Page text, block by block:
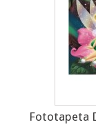
Fototapeta